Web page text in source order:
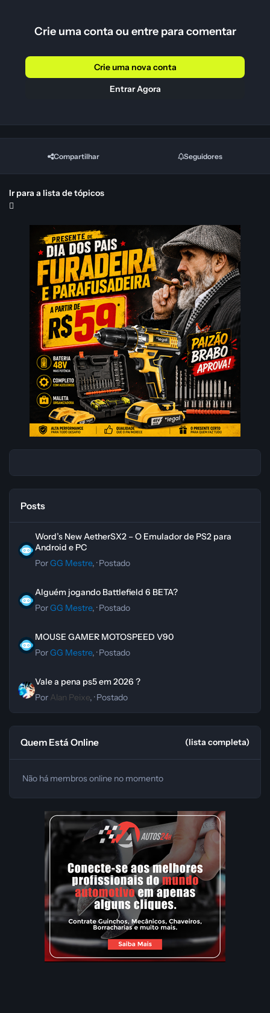
Crie uma conta ou entre para comentar
Crie uma nova conta
Entrar Agora
Compartilhar Seguidores
Ir para a lista de tópicos
Posts
Word’s New AetherSX2 – O Emulador de PS2 para
Android e PC
PorGG Mestre, ·Postado
Alguém jogando Battlefield 6 BETA?
PorGG Mestre, ·Postado
MOUSE GAMER MOTOSPEED V90
PorGG Mestre, ·Postado
Vale a pena ps5 em 2026 ?
Por Alan Peixe, ·Postado
Quem Está Online (lista completa)
Não há membros online no momento